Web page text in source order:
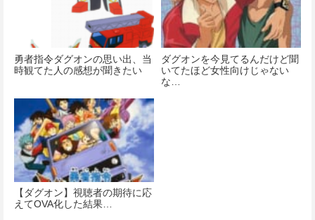
勇者指令ダグオンの思い出、当
時観てた人の感想が聞きたい
ダグオンを今見てるんだけど聞
いてたほど女性向けじゃない
な…
【ダグオン】視聴者の期待に応
えてOVA化した結果…